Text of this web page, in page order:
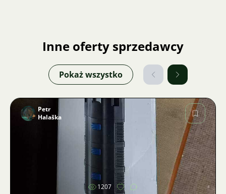
Inne oferty sprzedawcy
Pokaż wszystko
Zdjęcie
Petr
Halaška
1207